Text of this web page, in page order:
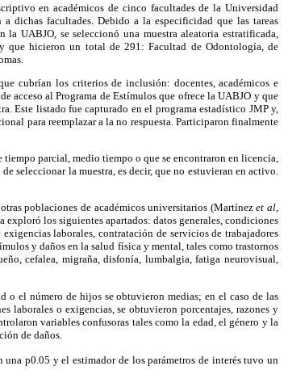
en académicos de cinco facultades de la Universidad
dichas facultades. Debido a la especificidad que las tareas
UABJO, se seleccionó una muestra aleatoria estratificada,
que hicieron un total de 291: Facultad de Odontología, de
cubrían los criterios de inclusión: docentes, académicos e
acceso al Programa de Estímulos que ofrece la UABJO y que
Este listado fue capturado en el programa estadístico JMP y,
para reemplazar a la no respuesta. Participaron finalmente
parcial, medio tiempo o que se encontraron en licencia,
seleccionar la muestra, es decir, que no estuvieran en activo.
poblaciones de académicos universitarios (Martínezet al,
exploró los siguientes apartados: datos generales, condiciones
laborales, contratación de servicios de trabajadores
y daños en la salud física y mental, tales como trastornos
cefalea, migraña, disfonía, lumbalgia, fatiga neurovisual,
o el número de hijos se obtuvieron medias; en el caso de las
laborales o exigencias, se obtuvieron porcentajes, razones y
variables confusoras tales como la edad, el género y la
de daños.
p0.05 y el estimador de los parámetros de interés tuvo un